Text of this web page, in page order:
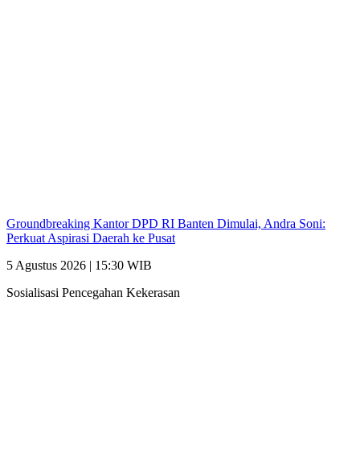
Groundbreaking Kantor DPD RI Banten Dimulai, Andra Soni:
Perkuat Aspirasi Daerah ke Pusat
5 Agustus 2026 | 15:30 WIB
Sosialisasi Pencegahan Kekerasan